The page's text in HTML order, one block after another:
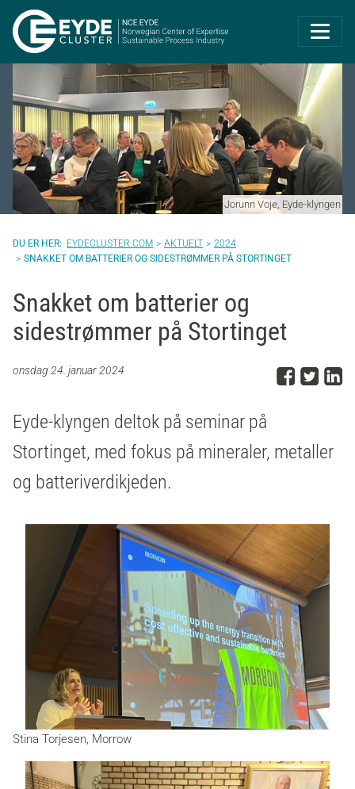
Eyde-Cluster |
Jorunn Voje, Eyde-klyngen
EYDECLUSTER.COM AKTUELT
2024
SNAKKET OM BATTERIER OG SIDESTRØMMER PÅ STORTINGET
Snakket om batterier og
sidestrømmer på Stortinget
onsdag 24. januar 2024 DelDel
Eyde-klyngen deltok på seminar på
Stortinget, med fokus på mineraler, metaller
og batteriverdikjeden.
Stina Torjesen, Morrow